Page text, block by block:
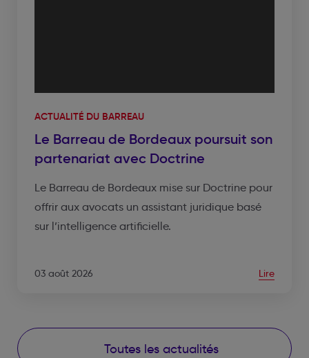
03 août 2026
ACTUALITÉ DU BARREAU
Le Barreau de Bordeaux poursuit son
partenariat avec Doctrine
Le Barreau de Bordeaux mise sur Doctrine pour
offrir aux avocats un assistant juridique basé
sur l’intelligence artificielle.
Lire
Toutes les actualités